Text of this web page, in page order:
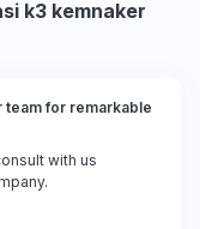
k3 kemnaker
team for remarkable
with us